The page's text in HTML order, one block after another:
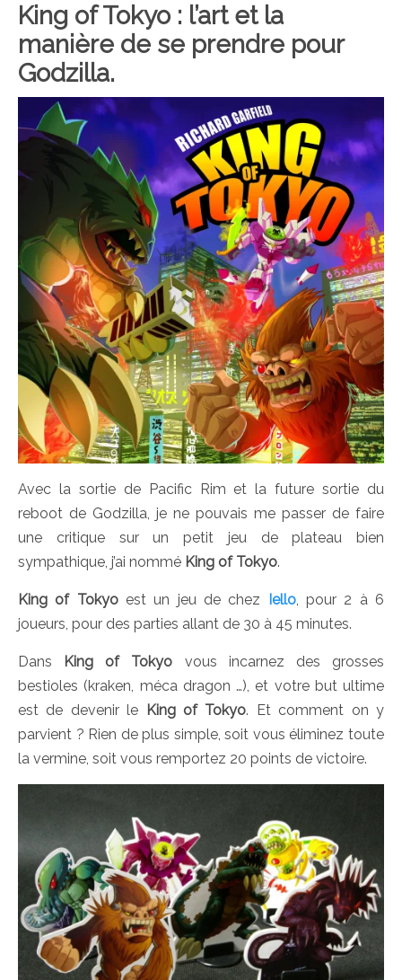
King of Tokyo : l’art et la
manière de se prendre pour
Godzilla.
Avec la sortie de Pacific Rim et la future sortie du
reboot de Godzilla, je ne pouvais me passer de faire
une critique sur un petit jeu de plateau bien
sympathique, j’ai nommé King of Tokyo.
King of Tokyoest un jeu de chez Iello, pour 2 à 6
joueurs, pour des parties allant de 30 à 45 minutes.
Dans King of Tokyo vous incarnez des grosses
bestioles (kraken, méca dragon …), et votre but ultime
est de devenir le
King of Tokyo. Et comment on y
parvient ? Rien de plus simple, soit vous éliminez toute
la vermine, soit vous remportez 20 points de victoire.